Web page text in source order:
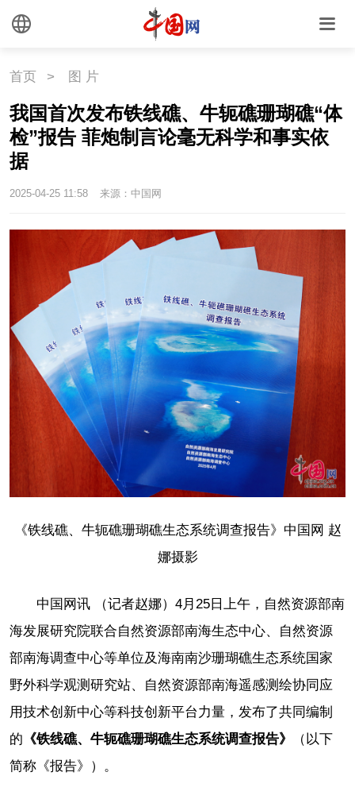
首页 > 图 片
我国首次发布铁线礁、牛轭礁珊瑚礁“体
检”报告 菲炮制言论毫无科学和事实依
据
2025-04-25 11:58 来源：中国网
《铁线礁、牛轭礁珊瑚礁生态系统调查报告》中国网 赵
娜摄影
中国网讯 （记者赵娜）4月25日上午，自然资源部南
海发展研究院联合自然资源部南海生态中心、自然资源
部南海调查中心等单位及海南南沙珊瑚礁生态系统国家
野外科学观测研究站、自然资源部南海遥感测绘协同应
用技术创新中心等科技创新平台力量，发布了共同编制
的 《铁线礁、牛轭礁珊瑚礁生态系统调查报告》
（以下
简称《报告》）。